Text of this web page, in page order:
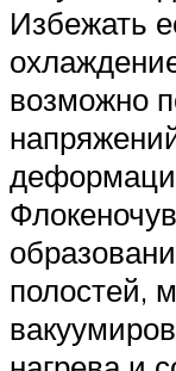
Избежать
возможно
полостей,